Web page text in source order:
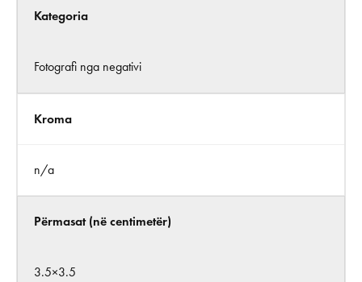
Kategoria
Fotografi nga negativi
Kroma
n/a
Përmasat (në centimetër)
3.5×3.5